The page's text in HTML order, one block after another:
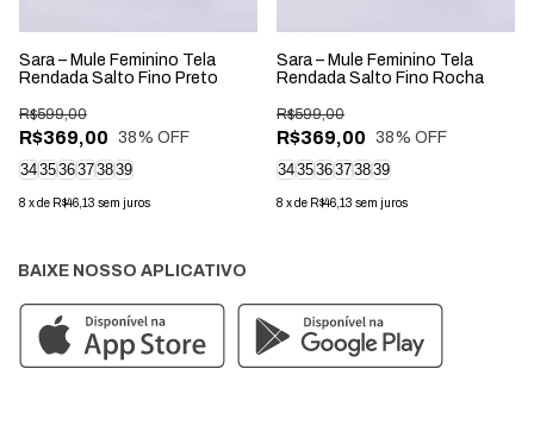
Sara – Mule Feminino Tela
Rendada Salto Fino Preto
R$369,00
R$599,00
38% OFF
343536373839
8 xde R$46,13 sem juros
Sara – Mule Feminino Tela
Rendada Salto Fino Rocha
R$369,00
R$599,00
38% OFF
343536373839
8 xde R$46,13 sem juros
BAIXE NOSSO APLICATIVO